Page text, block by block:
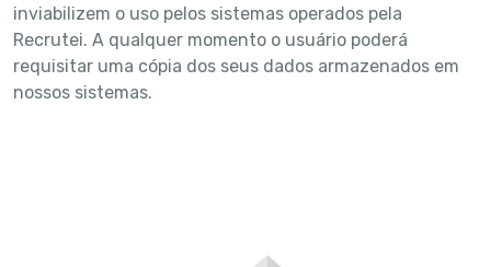
inviabilizem o uso pelos sistemas operados pela
Recrutei. A qualquer momento o usuário poderá
requisitar uma cópia dos seus dados armazenados em
nossos sistemas.